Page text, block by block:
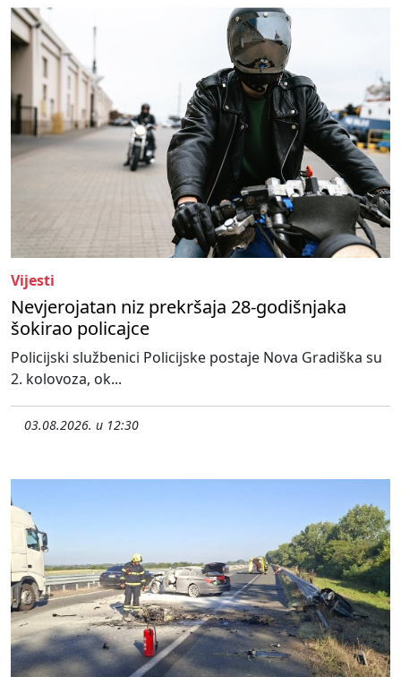
Vijesti
Nevjerojatan niz prekršaja 28-godišnjaka
šokirao policajce
Policijski službenici Policijske postaje Nova Gradiška su
2. kolovoza, ok...
03.08.2026. u 12:30